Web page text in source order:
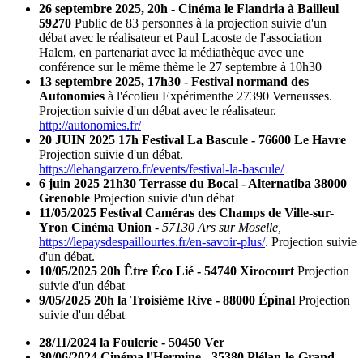
26 septembre 2025, 20h - Cinéma le Flandria à Bailleul
59270 Public de 83 personnes à la projection suivie d'un
débat avec le réalisateur et Paul Lacoste de l'association
Halem, en partenariat avec la médiathèque avec une
conférence sur le même thème le 27 septembre à 10h30
13 septembre 2025, 17h30 - Festival normand des
Autonomies à l'écolieu Expérimenthe 27390 Verneusses.
Projection suivie d'un débat avec le réalisateur.
http://autonomies.fr/
20 JUIN 2025 17h Festival La Bascule - 76600 Le Havre
Projection suivie d'un débat.
https://lehangarzero.fr/events/festival-la-bascule/
6 juin 2025 21h30 Terrasse du Bocal - Alternatiba 38000
Grenoble Projection suivie d'un débat
11/05/2025 Festival Caméras des Champs de Ville-sur-
Yron Cinéma Union - 57130 Ars sur Moselle,
https://lepaysdespaillourtes.fr/en-savoir-plus/. Projection suivie
d'un débat.
10/05/2025 20h Être Éco Lié - 54740 Xirocourt Projection
suivie d'un débat
9/05/2025 20h la Troisième Rive - 88000 Épinal Projection
suivie d'un débat
28/11/2024 la Foulerie - 50450 Ver